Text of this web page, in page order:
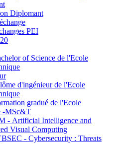
Diplomant
PEI
of Science de l'Ecole
d'ingénieur de l'Ecole
gradué de l'Ecole
-MSc&T
- Artificial Intelligence and
Visual Computing
- Cybersecurity : Threats